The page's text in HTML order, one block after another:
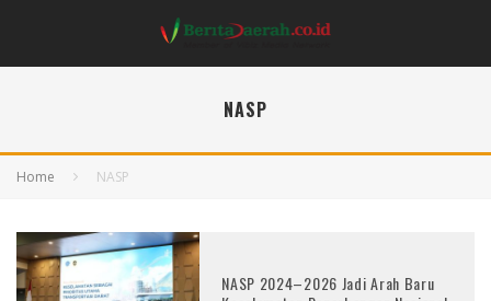
NASP
Home NASP
NASP 2024–2026 Jadi Arah Baru